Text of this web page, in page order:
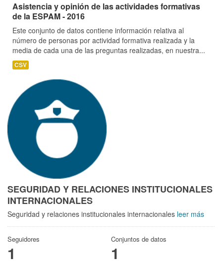
Asistencia y opinión de las actividades formativas
de la ESPAM - 2016
Este conjunto de datos contiene información relativa al
número de personas por actividad formativa realizada y la
media de cada una de las preguntas realizadas, en nuestra...
CSV
SEGURIDAD Y RELACIONES INSTITUCIONALES
INTERNACIONALES
Seguridad y relaciones institucionales internacionales leer más
Seguidores
1
Conjuntos de datos
1